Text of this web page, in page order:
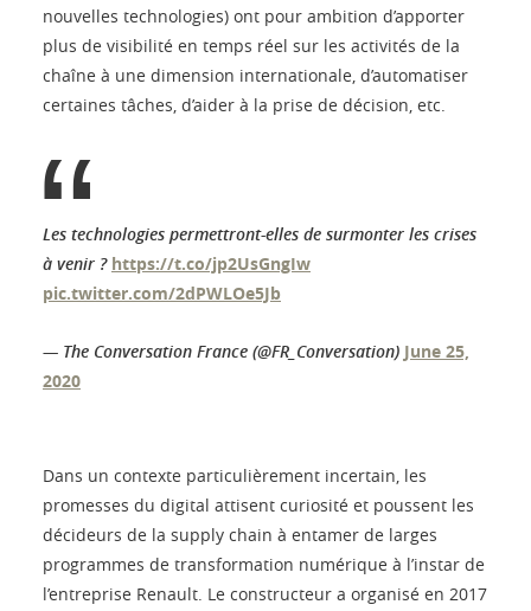
nouvelles technologies) ont pour ambition d’apporter
plus de visibilité en temps réel sur les activités de la
chaîne à une dimension internationale, d’automatiser
certaines tâches, d’aider à la prise de décision, etc.
Les technologies permettront-elles de surmonter les crises
à venir ? https://t.co/jp2UsGngIw
pic.twitter.com/2dPWLOe5Jb
— The Conversation France (@FR_Conversation) June 25,
2020
Dans un contexte particulièrement incertain, les
promesses du digital attisent curiosité et poussent les
décideurs de la supply chain à entamer de larges
programmes de transformation numérique à l’instar de
l’entreprise Renault. Le constructeur a organisé en 2017